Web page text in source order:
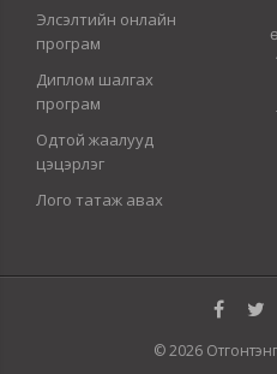
Элсэлтийн онлайн
програм
Диплом шалгах
програм
Одтой жаалууд
цэцэрлэг
Лого татаж авах
© 2026